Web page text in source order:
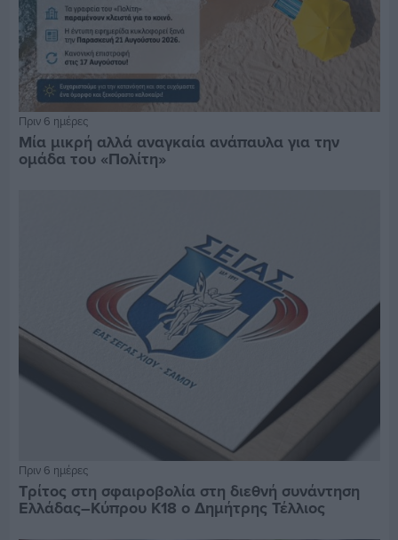
Πριν 6 ημέρες
Μία μικρή αλλά αναγκαία ανάπαυλα για την
ομάδα του «Πολίτη»
Πριν 6 ημέρες
Τρίτος στη σφαιροβολία στη διεθνή συνάντηση
Ελλάδας–Κύπρου Κ18 ο Δημήτρης Τέλλιος